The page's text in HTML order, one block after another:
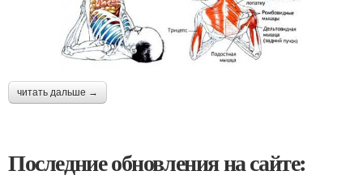
читать дальше →
Последние обновления на сайте: